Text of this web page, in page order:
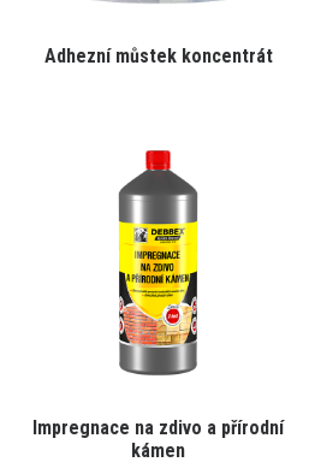
Adhezní můstek koncentrát
Impregnace na zdivo a přírodní
kámen